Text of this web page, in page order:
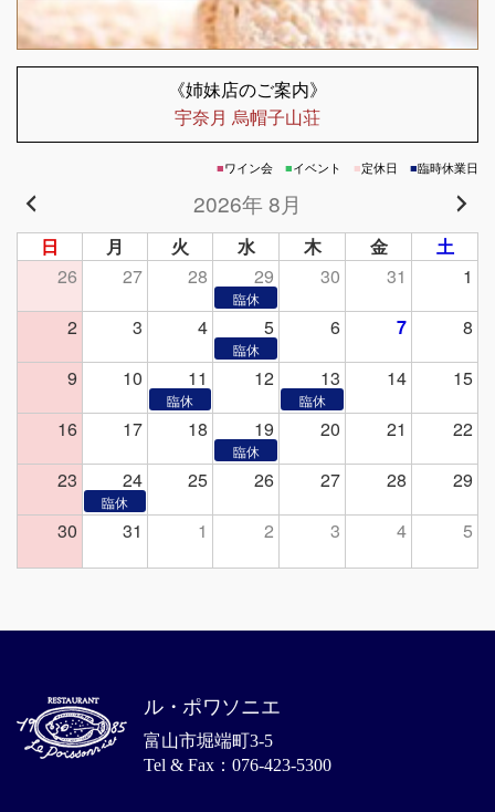
《姉妹店のご案内》
宇奈月 烏帽子山荘
■ワイン会 ■イベント ■定休日 ■臨時休業日
2026年 8月
日 月 火 水 木 金
土
26
27 28 29 30 31
1
2
3 4 5 6 7
8
9
10 11 12 13 14
15
16
17 18 19 20 21
22
23
24 25 26 27 28
29
30
31 1 2 3 4 5
ル・ポワソニエ
富山市堀端町3-5
Tel & Fax：076-423-5300